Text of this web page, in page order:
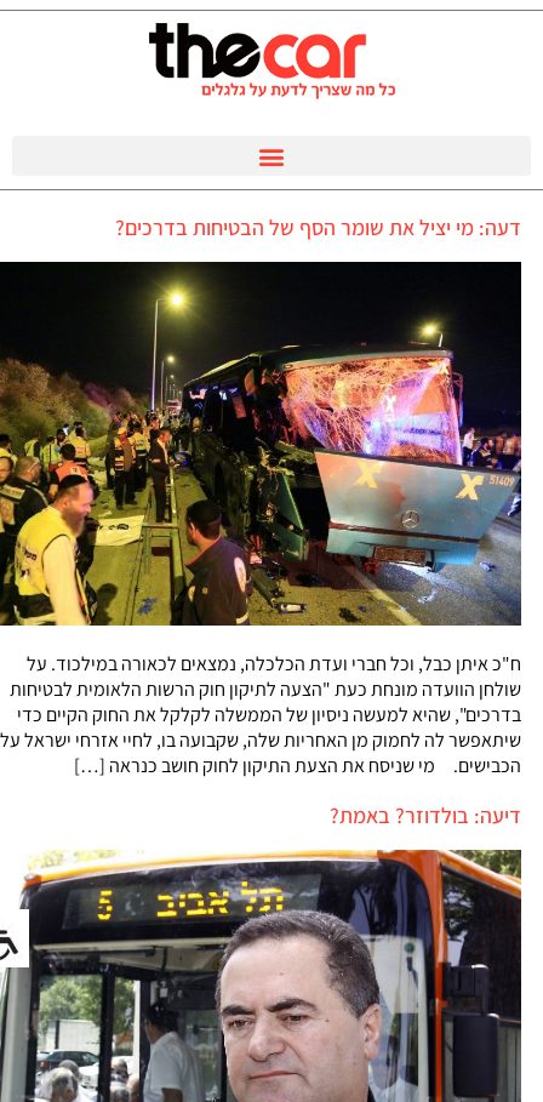
דעה: מי יציל את שומר הסף של הבטיחות בדרכים?
ח"כ איתן כבל, וכל חברי ועדת הכלכלה, נמצאים לכאורה במילכוד. על
שולחן הוועדה מונחת כעת "הצעה לתיקון חוק הרשות הלאומית לבטיחות
בדרכים", שהיא למעשה ניסיון של הממשלה לקלקל את החוק הקיים כדי
שיתאפשר לה לחמוק מן האחריות שלה, שקבועה בו, לחיי אזרחי ישראל על
הכבישים. מי שניסח את הצעת התיקון לחוק חושב כנראה […]
דיעה: בולדוזר? באמת?